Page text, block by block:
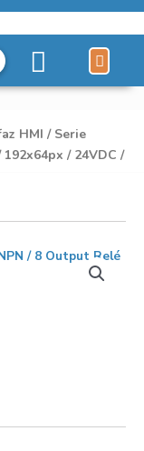
HMI / Serie
/ 24VDC /